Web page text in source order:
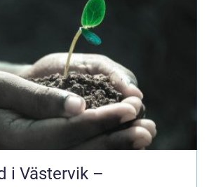
i Västervik –